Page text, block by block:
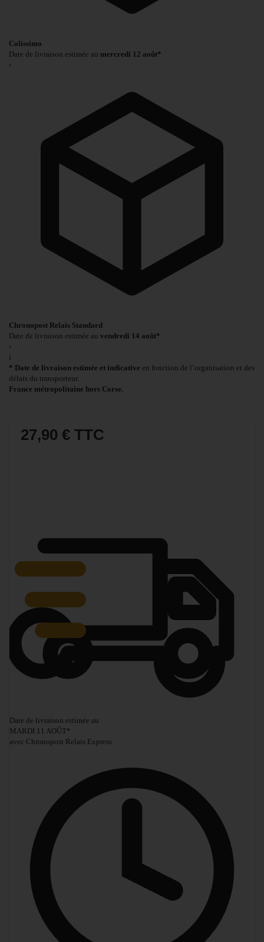
Colissimo
Date de livraison estimée au mercredi 12 août*
›
Chronopost Relais Standard
Date de livraison estimée au vendredi 14 août*
›
i
* Date de livraison estimée et indicative en fonction de l’organisation et des
délais du transporteur.
France métropolitaine hors Corse.
27,90 € TTC
Date de livraison estimée au
MARDI 11 AOÛT*
avec Chronopost Relais Express